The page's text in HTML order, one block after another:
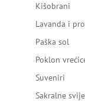
Kišobrani
Lavanda i
Paška sol
Poklon
Suveniri
Sakralne